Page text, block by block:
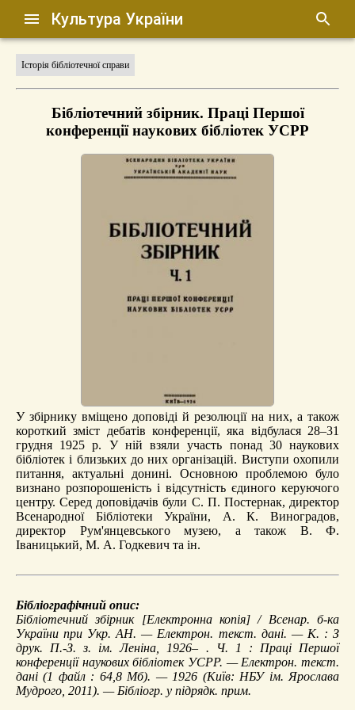
Культура України
Історія бібліотечної справи
Бібліотечний збірник. Праці Першої
конференції наукових бібліотек УСРР
У збірнику вміщено доповіді й резолюції на них, а також
короткий зміст дебатів конференції, яка відбулася 28–31
грудня 1925 р. У ній взяли участь понад 30 наукових
бібліотек і близьких до них організацій. Виступи охопили
питання, актуальні донині. Основною проблемою було
визнано розпорошеність і відсутність єдиного керуючого
центру. Серед доповідачів були С. П. Постернак, директор
Всенародної Бібліотеки України, А. К. Виноградов,
директор Рум'янцевського музею, а також В. Ф.
Іваницький, М. А. Годкевич та ін.
Бібліографічний опис:
Бібліотечний збірник[Електронна копія] / Всенар. б-ка
України при Укр. АН. — Електрон. текст. дані. — К. : З
друк. П.-З. з. ім. Леніна, 1926– . Ч. 1 : Праці Першої
конференції наукових бібліотек УСРР. — Електрон. текст.
дані (1 файл : 64,8 Мб). — 1926 (Київ: НБУ ім. Ярослава
Мудрого, 2011). — Бібліогр. у підрядк. прим.